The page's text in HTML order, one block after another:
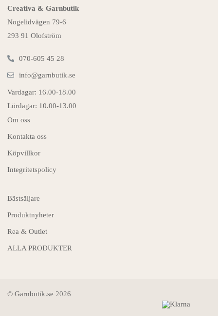
Creativa & Garnbutik
Nogelidvägen 79-6
293 91 Olofström
070-605 45 28
info@garnbutik.se
Vardagar: 16.00-18.00
Lördagar: 10.00-13.00
Om oss
Kontakta oss
Köpvillkor
Integritetspolicy
Bästsäljare
Produktnyheter
Rea & Outlet
ALLA PRODUKTER
© Garnbutik.se 2026